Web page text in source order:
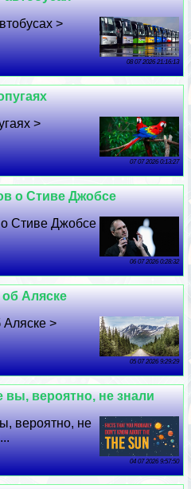
>
08 07 2026 21:16:13
>
07 07 2026 0:13:27
о Стиве Джобсе
Стиве Джобсе
06 07 2026 0:28:32
Аляске
Аляске >
05 07 2026 9:29:29
вероятно, не знали
вероятно, не
04 07 2026 9:57:50